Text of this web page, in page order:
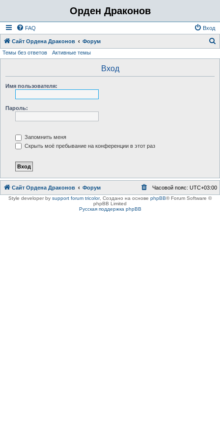
Орден Драконов
FAQ Вход
Сайт Ордена Драконов Форум
Темы без ответов Активные темы
Вход
Имя пользователя:
Пароль:
Запомнить меня
Скрыть моё пребывание на конференции в этот раз
Сайт Ордена Драконов Форум Часовой пояс: UTC+03:00
Style developer by support forum tricolor, Создано на основе phpBB® Forum Software ©
phpBB Limited
Русская поддержка phpBB